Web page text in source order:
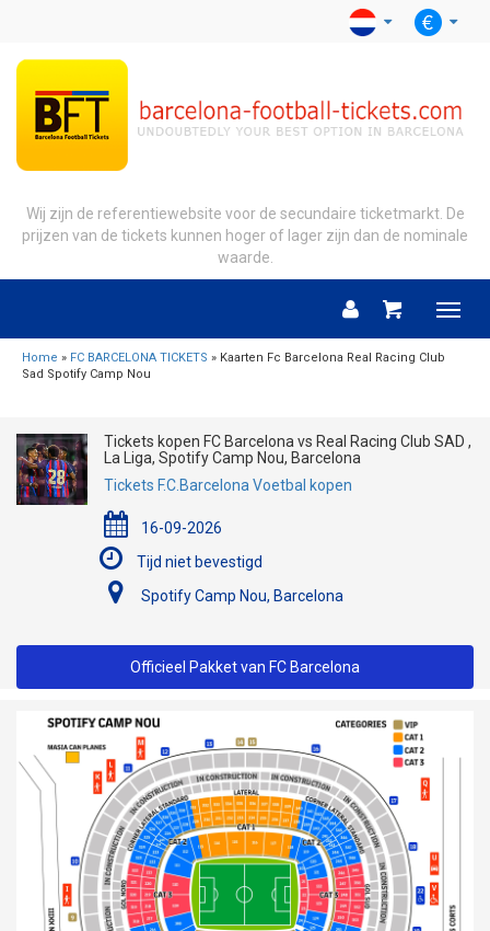
Wij zijn de referentiewebsite voor de secundaire ticketmarkt. De
prijzen van de tickets kunnen hoger of lager zijn dan de nominale
waarde.
Menu
Home » FC BARCELONA TICKETS » Kaarten Fc Barcelona Real Racing Club
Sad Spotify Camp Nou
Tickets kopen FC Barcelona vs Real Racing Club SAD ,
La Liga, Spotify Camp Nou, Barcelona
Tickets F.C.Barcelona Voetbal kopen
16-09-2026
Tijd niet bevestigd
Spotify Camp Nou, Barcelona
Officieel Pakket van FC Barcelona